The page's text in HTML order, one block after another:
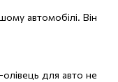
автомобілі. Він
для авто не